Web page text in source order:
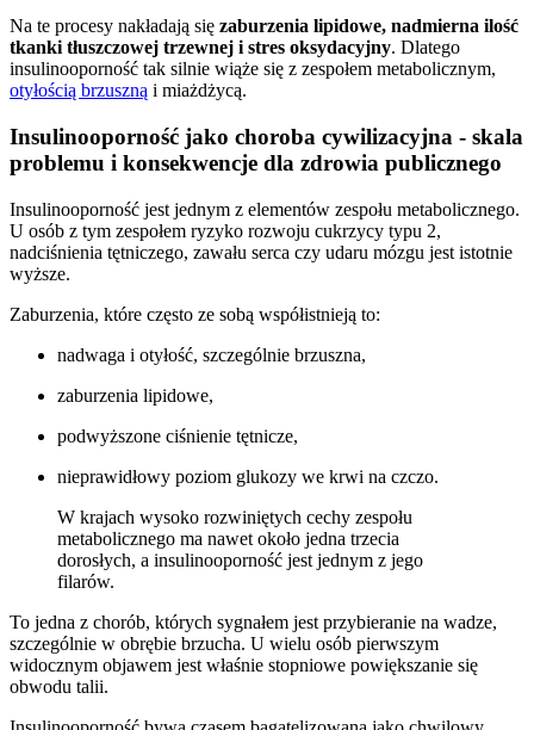
Na te procesy nakładają się zaburzenia lipidowe, nadmierna ilość
tkanki tłuszczowej trzewnej i stres oksydacyjny. Dlatego
insulinooporność tak silnie wiąże się z zespołem metabolicznym,
otyłością brzuszną i miażdżycą.
Insulinooporność jako choroba cywilizacyjna - skala
problemu i konsekwencje dla zdrowia publicznego
Insulinooporność jest jednym z elementów zespołu metabolicznego.
U osób z tym zespołem ryzyko rozwoju cukrzycy typu 2,
nadciśnienia tętniczego, zawału serca czy udaru mózgu jest istotnie
wyższe.
Zaburzenia, które często ze sobą współistnieją to:
nadwaga i otyłość, szczególnie brzuszna,
zaburzenia lipidowe,
podwyższone ciśnienie tętnicze,
nieprawidłowy poziom glukozy we krwi na czczo.
W krajach wysoko rozwiniętych cechy zespołu
metabolicznego ma nawet około jedna trzecia
dorosłych, a insulinooporność jest jednym z jego
filarów.
To jedna z chorób, których sygnałem jest przybieranie na wadze,
szczególnie w obrębie brzucha. U wielu osób pierwszym
widocznym objawem jest właśnie stopniowe powiększanie się
obwodu talii.